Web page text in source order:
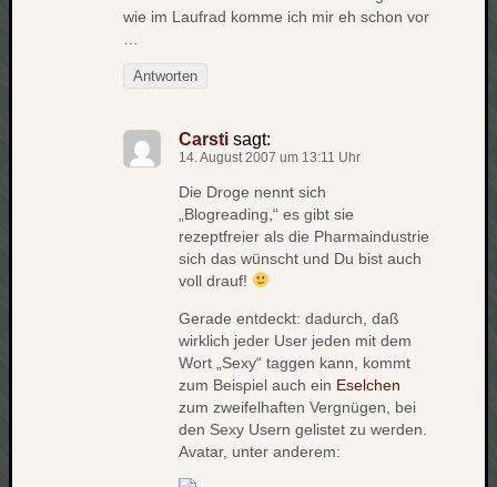
wie im Laufrad komme ich mir eh schon vor
Antworten
Carsti sagt:
14. August 2007 um 13:11 Uhr
Die Droge nennt sich
„Blogreading,“ es gibt sie
rezeptfreier als die Pharmaindustrie
sich das wünscht und Du bist auch
voll drauf!
Gerade entdeckt: dadurch, daß
wirklich jeder User jeden mit dem
Wort „Sexy“ taggen kann, kommt
zum Beispiel auch ein Eselchen
zum zweifelhaften Vergnügen, bei
den Sexy Usern gelistet zu werden.
Avatar, unter anderem: